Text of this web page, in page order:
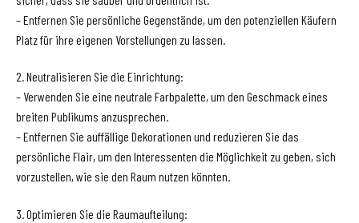
– Entfernen Sie persönliche Gegenstände, um den potenziellen Käufern
Platz für ihre eigenen Vorstellungen zu lassen.
2. Neutralisieren Sie die Einrichtung:
– Verwenden Sie eine neutrale Farbpalette, um den Geschmack eines
breiten Publikums anzusprechen.
– Entfernen Sie auffällige Dekorationen und reduzieren Sie das
persönliche Flair, um den Interessenten die Möglichkeit zu geben, sich
vorzustellen, wie sie den Raum nutzen könnten.
3. Optimieren Sie die Raumaufteilung: